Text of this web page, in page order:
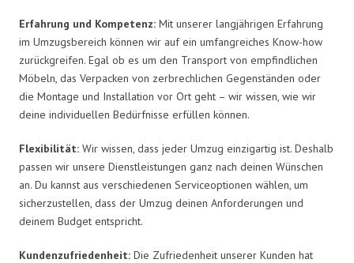
Erfahrung und Kompetenz: Mit unserer langjährigen Erfahrung
im Umzugsbereich können wir auf ein umfangreiches Know-how
zurückgreifen. Egal ob es um den Transport von empfindlichen
Möbeln, das Verpacken von zerbrechlichen Gegenständen oder
die Montage und Installation vor Ort geht – wir wissen, wie wir
deine individuellen Bedürfnisse erfüllen können.
Flexibilität: Wir wissen, dass jeder Umzug einzigartig ist. Deshalb
passen wir unsere Dienstleistungen ganz nach deinen Wünschen
an. Du kannst aus verschiedenen Serviceoptionen wählen, um
sicherzustellen, dass der Umzug deinen Anforderungen und
deinem Budget entspricht.
Kundenzufriedenheit: Die Zufriedenheit unserer Kunden hat